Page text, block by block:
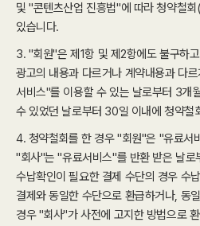
및 "콘텐츠산업 진흥법"에 따라 청약철
있습니다.
3. "회원"은 제1항 및 제2항에도 불구하
광고의 내용과 다르거나 계약내용과 다
서비스"를 이용할 수 있는 날로부터 3개
수 있었던 날로부터 30일 이내에 청약철
4. 청약철회를 한 경우 "회원"은 "유료서
"회사"는 "유료서비스"를 반환 받은 날
수납확인이 필요한 결제 수단의 경우 수
결제와 동일한 수단으로 환급하거나, 동
경우 "회사"가 사전에 고지한 방법으로